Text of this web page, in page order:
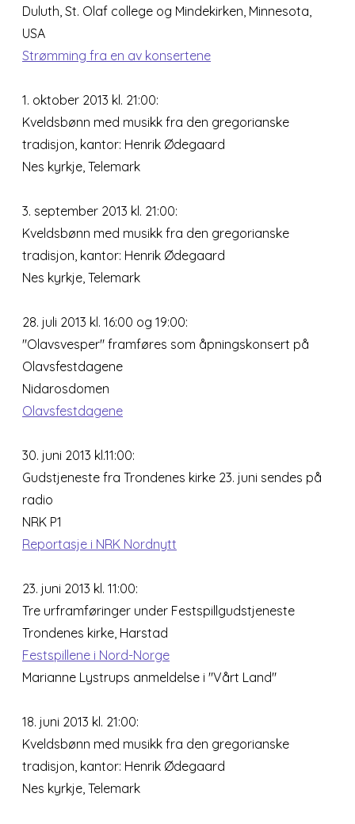
Duluth, St. Olaf college og Mindekirken, Minnesota,
USA
Strømming fra en av konsertene
1. oktober 2013 kl. 21:00:
Kveldsbønn med musikk fra den gregorianske
tradisjon, kantor: Henrik Ødegaard
Nes kyrkje, Telemark
3. september 2013 kl. 21:00:
Kveldsbønn med musikk fra den gregorianske
tradisjon, kantor: Henrik Ødegaard
Nes kyrkje, Telemark
28. juli 2013 kl. 16:00 og 19:00:
"Olavsvesper" framføres som åpningskonsert på
Olavsfestdagene
Nidarosdomen
Olavsfestdagene
30. juni 2013 kl.11:00:
Gudstjeneste fra Trondenes kirke 23. juni sendes på
radio
NRK P1
Reportasje i NRK Nordnytt
23. juni 2013 kl. 11:00:
Tre urframføringer under Festspillgudstjeneste
Trondenes kirke, Harstad
Festspillene i Nord-Norge
Marianne Lystrups anmeldelse i "Vårt Land"
18. juni 2013 kl. 21:00:
Kveldsbønn med musikk fra den gregorianske
tradisjon, kantor: Henrik Ødegaard
Nes kyrkje, Telemark